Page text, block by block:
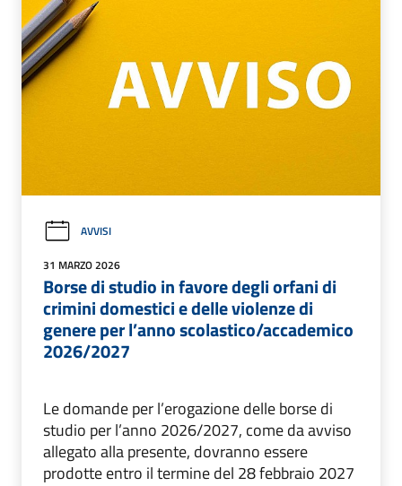
AVVISI
31 MARZO 2026
Borse di studio in favore degli orfani di
crimini domestici e delle violenze di
genere per l’anno scolastico/accademico
2026/2027
Le domande per l’erogazione delle borse di
studio per l’anno 2026/2027, come da avviso
allegato alla presente, dovranno essere
prodotte entro il termine del 28 febbraio 2027